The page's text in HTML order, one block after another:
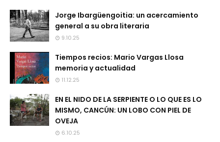
Jorge Ibargüengoitia: un acercamiento
general a su obra literaria
9.10.25
Tiempos recios: Mario Vargas Llosa
memoria y actualidad
11.12.25
EN EL NIDO DE LA SERPIENTE O LO QUE ES LO
MISMO, CANCÚN: UN LOBO CON PIEL DE
OVEJA
6.10.25